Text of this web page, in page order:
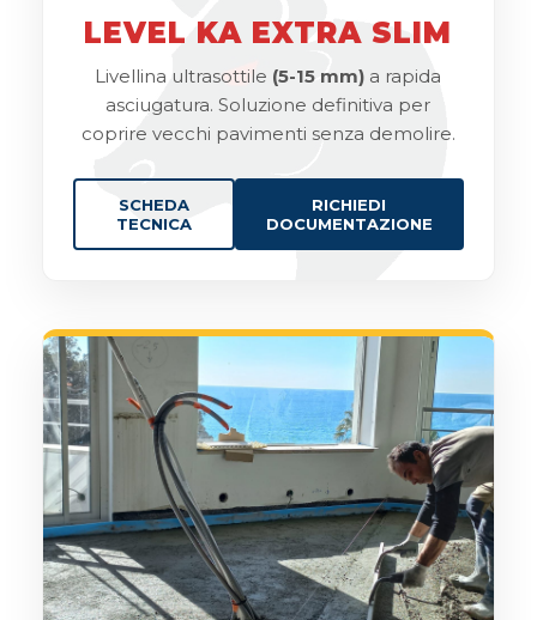
LEVEL KA EXTRA SLIM
Livellina ultrasottile (5-15 mm) a rapida
asciugatura. Soluzione definitiva per
coprire vecchi pavimenti senza demolire.
SCHEDA
TECNICA
RICHIEDI
DOCUMENTAZIONE